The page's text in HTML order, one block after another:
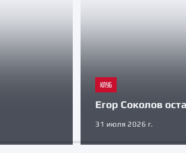
КЛУБ
Егор Соколов
31 июля 2026 г.